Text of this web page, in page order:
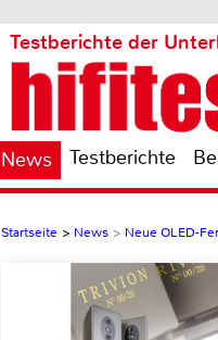
Testberichte der
News Testberichte
Startseite > News > Neue OLED-